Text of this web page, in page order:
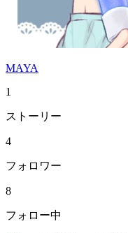
MAYA
1
ストーリー
4
フォロワー
8
フォロー中